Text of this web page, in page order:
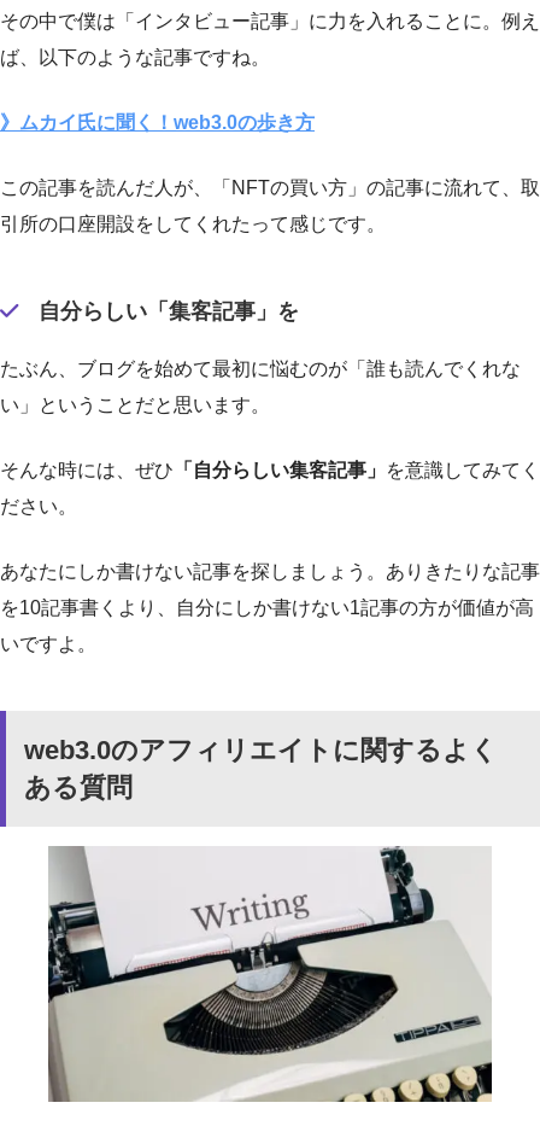
その中で僕は「インタビュー記事」に力を入れることに。例え
ば、以下のような記事ですね。
》ムカイ氏に聞く！web3.0の歩き方
この記事を読んだ人が、「NFTの買い方」の記事に流れて、取
引所の口座開設をしてくれたって感じです。
自分らしい「集客記事」を
たぶん、ブログを始めて最初に悩むのが「誰も読んでくれな
い」ということだと思います。
そんな時には、ぜひ 「自分らしい集客記事」 を意識してみてく
ださい。
あなたにしか書けない記事を探しましょう。ありきたりな記事
を10記事書くより、自分にしか書けない1記事の方が価値が高
いですよ。
web3.0のアフィリエイトに関するよく
ある質問